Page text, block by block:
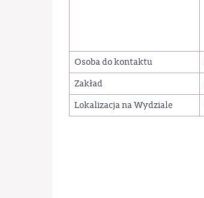
Osoba do kontaktu
Zakład
Lokalizacja na Wydziale